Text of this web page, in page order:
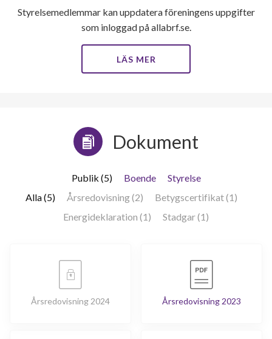
Styrelsemedlemmar kan uppdatera föreningens uppgifter
som inloggad på allabrf.se.
LÄS MER
Dokument
Publik (5) Boende
Styrelse
Alla (5)
Årsredovisning (2)
Betygscertifikat (1)
Energideklaration (1)
Stadgar (1)
Årsredovisning 2024 Årsredovisning 2023